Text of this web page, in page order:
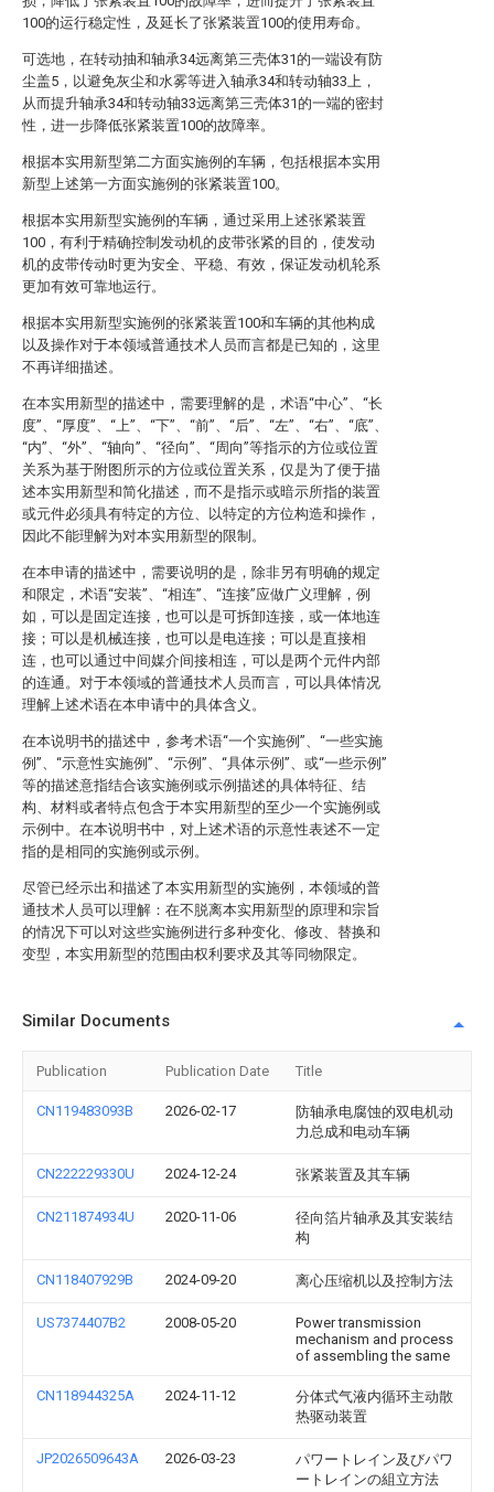
100的运行稳定性，及延长了张紧装置100的使用寿命。
可选地，在转动抽和轴承34远离第三壳体31的一端设有防
尘盖5，以避免灰尘和水雾等进入轴承34和转动轴33上，
从而提升轴承34和转动轴33远离第三壳体31的一端的密封
性，进一步降低张紧装置100的故障率。
根据本实用新型第二方面实施例的车辆，包括根据本实用
新型上述第一方面实施例的张紧装置100。
根据本实用新型实施例的车辆，通过采用上述张紧装置
100，有利于精确控制发动机的皮带张紧的目的，使发动
机的皮带传动时更为安全、平稳、有效，保证发动机轮系
更加有效可靠地运行。
根据本实用新型实施例的张紧装置100和车辆的其他构成
以及操作对于本领域普通技术人员而言都是已知的，这里
不再详细描述。
在本实用新型的描述中，需要理解的是，术语“中心”、“长
度”、“厚度”、“上”、“下”、“前”、“后”、“左”、“右”、“底”、
“内”、“外”、“轴向”、“径向”、“周向”等指示的方位或位置
关系为基于附图所示的方位或位置关系，仅是为了便于描
述本实用新型和简化描述，而不是指示或暗示所指的装置
或元件必须具有特定的方位、以特定的方位构造和操作，
因此不能理解为对本实用新型的限制。
在本申请的描述中，需要说明的是，除非另有明确的规定
和限定，术语“安装”、“相连”、“连接”应做广义理解，例
如，可以是固定连接，也可以是可拆卸连接，或一体地连
接；可以是机械连接，也可以是电连接；可以是直接相
连，也可以通过中间媒介间接相连，可以是两个元件内部
的连通。对于本领域的普通技术人员而言，可以具体情况
理解上述术语在本申请中的具体含义。
在本说明书的描述中，参考术语“一个实施例”、“一些实施
例”、“示意性实施例”、“示例”、“具体示例”、或“一些示例”
等的描述意指结合该实施例或示例描述的具体特征、结
构、材料或者特点包含于本实用新型的至少一个实施例或
示例中。在本说明书中，对上述术语的示意性表述不一定
指的是相同的实施例或示例。
尽管已经示出和描述了本实用新型的实施例，本领域的普
通技术人员可以理解：在不脱离本实用新型的原理和宗旨
的情况下可以对这些实施例进行多种变化、修改、替换和
变型，本实用新型的范围由权利要求及其等同物限定。
Similar Documents
Publication Publication Date Title
CN119483093B 2026-02-17
防轴承电腐蚀的双电机动
力总成和电动车辆
CN222229330U 2024-12-24 张紧装置及其车辆
CN211874934U 2020-11-06
径向箔片轴承及其安装结
构
CN118407929B 2024-09-20 离心压缩机以及控制方法
US7374407B2 2008-05-20
Power transmission
mechanism and process
of assembling the same
CN118944325A 2024-11-12
分体式气液内循环主动散
热驱动装置
JP2026509643A 2026-03-23
パワートレイン及びパワ
ートレインの組立方法